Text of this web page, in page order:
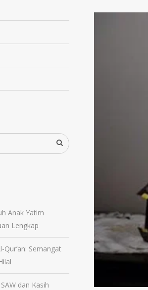
Anak Yatim
Lengkap
Semangat
dan Kasih